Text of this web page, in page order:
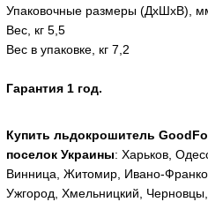
Упаковочные размеры (ДхШхВ),
Вес, кг 5,5
Вес в упаковке, кг 7,2
Гарантия 1 год.
Купить льдокрошитель
поселок Украины: Харьков,
Винница, Житомир, Ивано-
Ужгород, Хмельницкий,